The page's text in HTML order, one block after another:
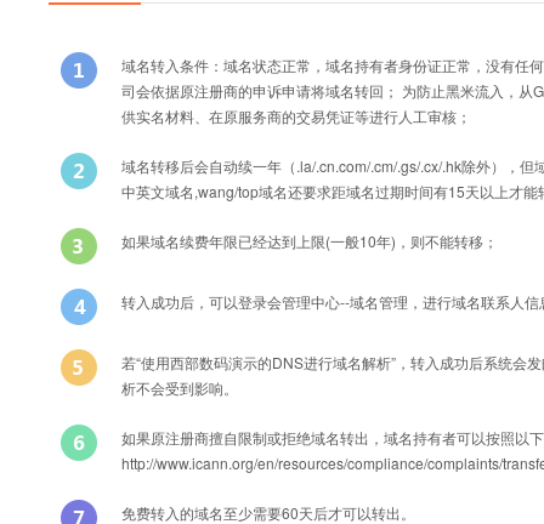
域名转入条件：域名状态正常，域名持有者身份证正常，没有任
司会依据原注册商的申诉申请将域名转回； 为防止黑米流入，
供实名材料、在原服务商的交易凭证等进行人工审核；
域名转移后会自动续一年（.la/.cn.com/.cm/.gs/.cx/.hk除外），
中英文域名,wang/top域名还要求距域名过期时间有15天以上才能
如果域名续费年限已经达到上限(一般10年)，则不能转移；
转入成功后，可以登录会管理中心--域名管理，进行域名联系人
若“使用西部数码演示的DNS进行域名解析”，转入成功后系统会
析不会受到影响。
如果原注册商擅自限制或拒绝域名转出，域名持有者可以按照以
http://www.icann.org/en/resources/compliance/complaints/
免费转入的域名至少需要60天后才可以转出。